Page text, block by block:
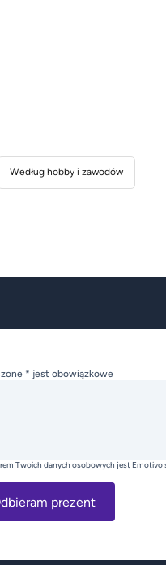
Według hobby i zawodów
* jest obowiązkowe
Twoich danych osobowych jest Emotivo
prezent